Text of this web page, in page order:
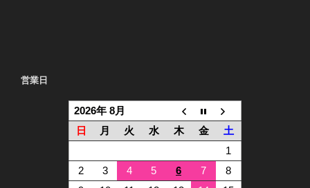
営業日
2026年 8月
日
月 火 水 木 金
土
1
2
3 4 5 6 7
8